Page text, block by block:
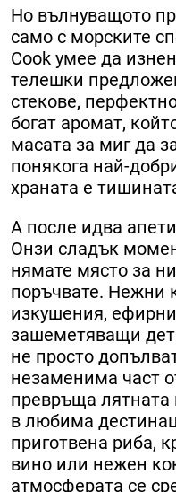
Но вълнуващото
само с морските
Cook умее да
телешки
стекове,
богат аромат,
масата за миг да
понякога най-
храната е
А после идва
Онзи сладък
нямате място за
поръчвате. Нежни
изкушения, ефирни
зашеметяващи
не просто
незаменима част
превръща лятната
в любима
приготвена риба,
вино или нежен
атмосферата се